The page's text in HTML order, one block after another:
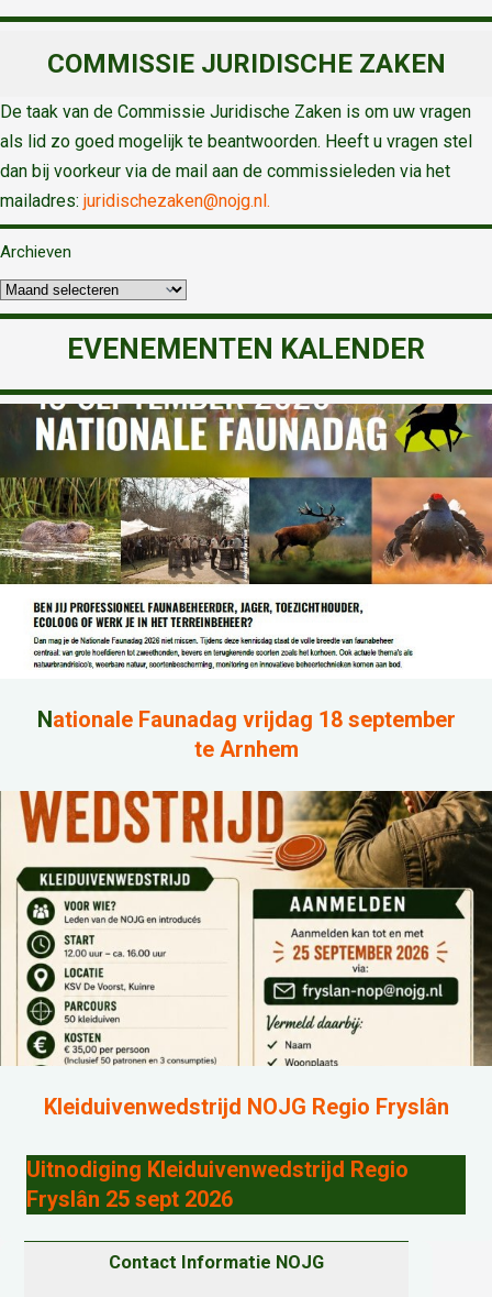
COMMISSIE JURIDISCHE ZAKEN
De taak van de Commissie Juridische Zaken is om uw vragen
als lid zo goed mogelijk te beantwoorden. Heeft u vragen stel
dan bij voorkeur via de mail aan de commissieleden via het
mailadres: juridischezaken@nojg.nl.
Archieven
EVENEMENTEN KALENDER
Nationale Faunadag vrijdag 18 september
te Arnhem
Kleiduivenwedstrijd NOJG Regio Fryslân
Uitnodiging Kleiduivenwedstrijd Regio
Fryslân 25 sept 2026
Contact Informatie NOJG